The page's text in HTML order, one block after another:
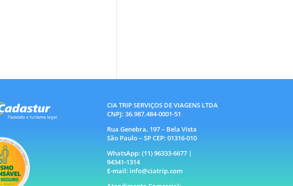
CIA TRIP SERVIÇOS DE VIAGENS LTDA
CNPJ: 36.987.484-0001-51
Rua Genebra, 197 – Bela Vista
São Paulo – SP CEP: 01316-010
WhatsApp: (11) 96333-6677 |
94341-1314
E-mail: info@ciatrip.com